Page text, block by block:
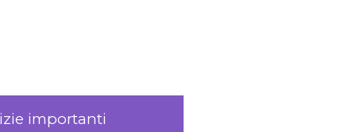
importanti